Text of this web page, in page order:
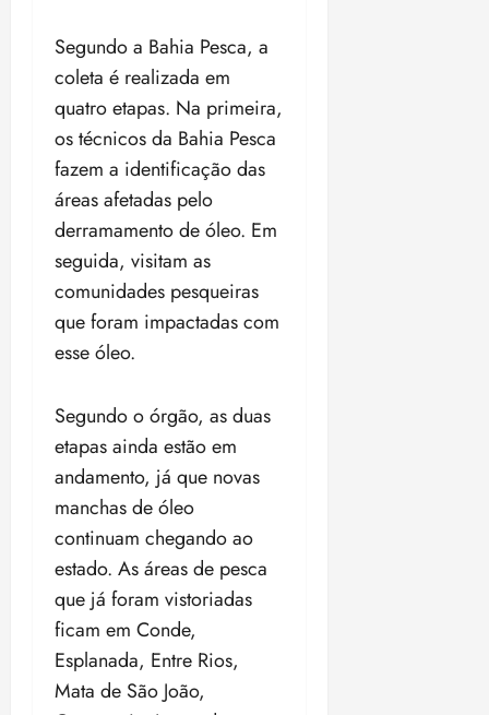
Segundo a Bahia Pesca, a
coleta é realizada em
quatro etapas. Na primeira,
os técnicos da Bahia Pesca
fazem a identificação das
áreas afetadas pelo
derramamento de óleo. Em
seguida, visitam as
comunidades pesqueiras
que foram impactadas com
esse óleo.
Segundo o órgão, as duas
etapas ainda estão em
andamento, já que novas
manchas de óleo
continuam chegando ao
estado. As áreas de pesca
que já foram vistoriadas
ficam em Conde,
Esplanada, Entre Rios,
Mata de São João,